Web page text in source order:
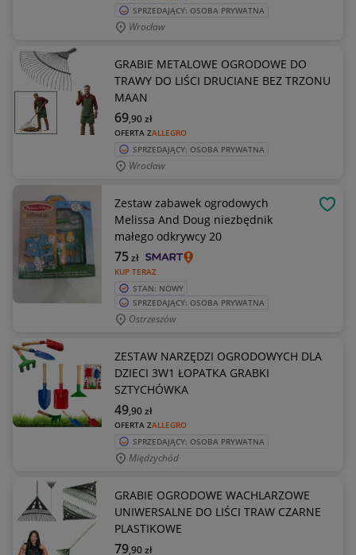
SPRZEDAJĄCY: OSOBA PRYWATNA
Wrocław
GRABIE METALOWE OGRODOWE DO
TRAWY DO LIŚCI DRUCIANE BEZ TRZONU
MAAN
OFERTA ZALLEGRO
69,90zł
SPRZEDAJĄCY: OSOBA PRYWATNA
Wrocław
Zestaw zabawek ogrodowych
Melissa And Doug niezbędnik
małego odkrywcy 20
KUP TERAZ
75zł
STAN: NOWY
SPRZEDAJĄCY: OSOBA PRYWATNA
Ostrzeszów
ZESTAW NARZĘDZI OGRODOWYCH DLA
DZIECI 3W1 ŁOPATKA GRABKI
SZTYCHÓWKA
OFERTA ZALLEGRO
49,90zł
SPRZEDAJĄCY: OSOBA PRYWATNA
Międzychód
GRABIE OGRODOWE WACHLARZOWE
UNIWERSALNE DO LIŚCI TRAW CZARNE
PLASTIKOWE
79,90zł